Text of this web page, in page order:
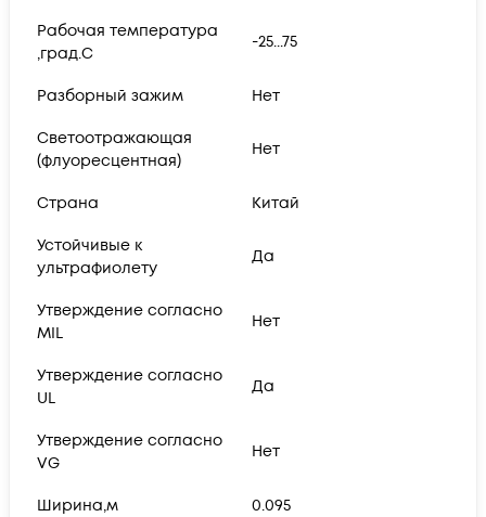
Рабочая температура
,град.C
-25...75
Разборный зажим Нет
Светоотражающая
(флуоресцентная)
Нет
Страна Китай
Устойчивые к
ультрафиолету
Да
Утверждение согласно
MIL
Нет
Утверждение согласно
UL
Да
Утверждение согласно
VG
Нет
Ширина,м 0.095